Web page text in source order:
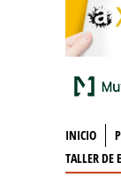
INICIO
TALLER DE